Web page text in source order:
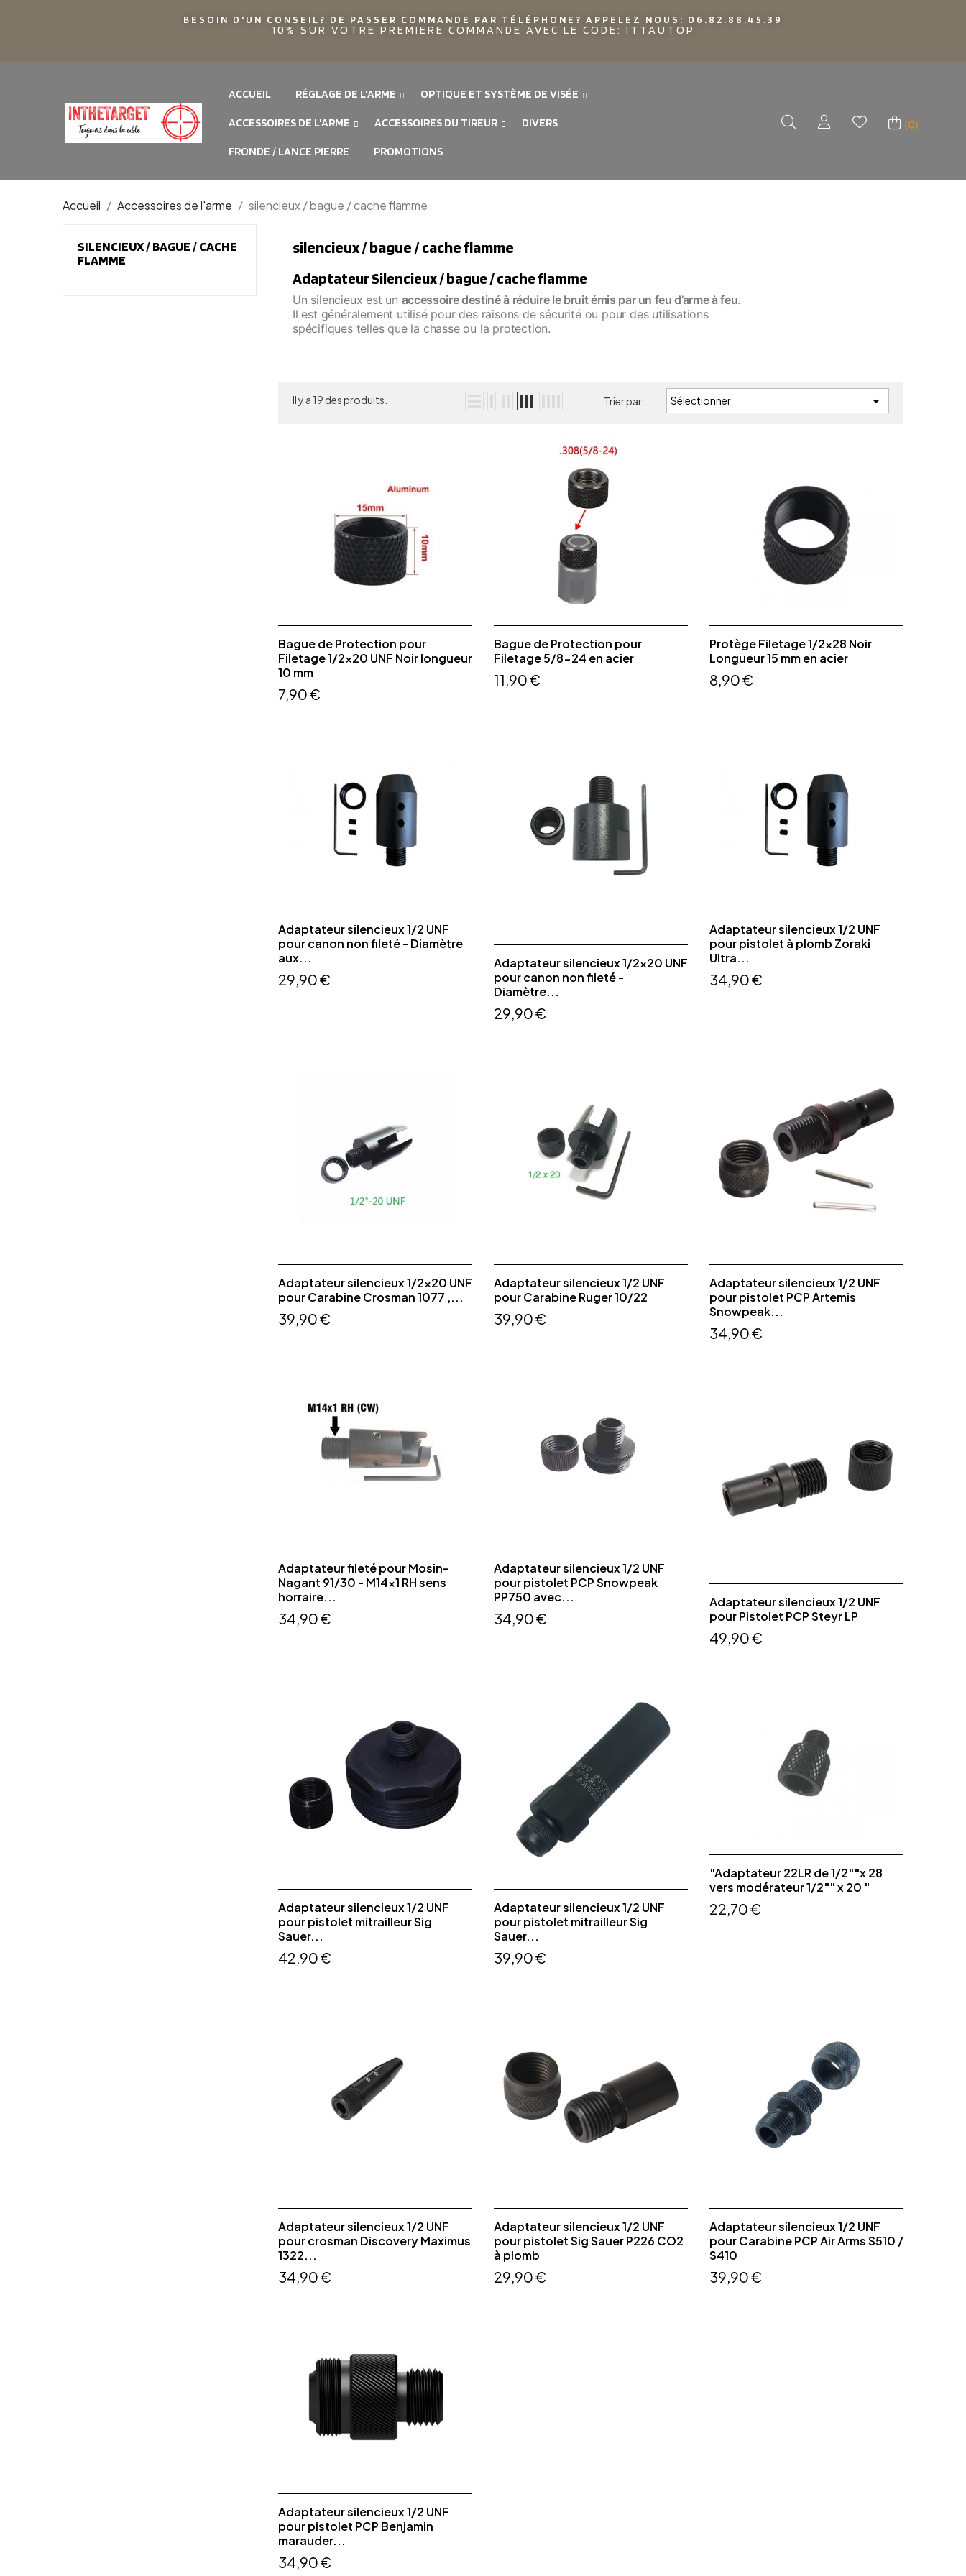
BESOIN D'UN CONSEIL? DE PASSER COMMANDE PAR TÉLÉPHONE? APPELEZ NOUS: 06.82.88.45.39
10% SUR VOTRE PREMIERE COMMANDE AVEC LE CODE: ITTAUTOP
ACCUEIL RÉGLAGE DE L'ARME OPTIQUE ET SYSTÈME DE VISÉE
ACCESSOIRES DE L'ARME ACCESSOIRES DU TIREUR DIVERS
FRONDE / LANCE PIERRE PROMOTIONS
(0)
Accueil Accessoires de l'arme silencieux / bague / cache flamme
SILENCIEUX / BAGUE / CACHE
FLAMME
silencieux / bague / cache flamme
Adaptateur Silencieux / bague / cache flamme
Un silencieux est un accessoire destiné à réduire le bruit émis par un feu d’arme à feu.
Il est généralement utilisé pour des raisons de sécurité ou pour des utilisations
spécifiques telles que la chasse ou la protection.
Il y a 19 des produits. Trier par: Sélectionner 
Bague de Protection pour
Filetage 1/2x20 UNF Noir longueur
10 mm
7,90 €
Bague de Protection pour
Filetage 5/8-24 en acier
11,90 €
Protège Filetage 1/2x28 Noir
Longueur 15 mm en acier
8,90 €
Adaptateur silencieux 1/2 UNF
pour canon non fileté - Diamètre
aux...
29,90 €
Adaptateur silencieux 1/2x20 UNF
pour canon non fileté -
Diamètre...
29,90 €
Adaptateur silencieux 1/2 UNF
pour pistolet à plomb Zoraki
Ultra...
34,90 €
Adaptateur silencieux 1/2x20 UNF
pour Carabine Crosman 1077 ,...
39,90 €
Adaptateur silencieux 1/2 UNF
pour Carabine Ruger 10/22
39,90 €
Adaptateur silencieux 1/2 UNF
pour pistolet PCP Artemis
Snowpeak...
34,90 €
Adaptateur fileté pour Mosin-
Nagant 91/30 - M14x1 RH sens
horraire...
34,90 €
Adaptateur silencieux 1/2 UNF
pour pistolet PCP Snowpeak
PP750 avec...
34,90 €
Adaptateur silencieux 1/2 UNF
pour Pistolet PCP Steyr LP
49,90 €
Adaptateur silencieux 1/2 UNF
pour pistolet mitrailleur Sig
Sauer...
42,90 €
Adaptateur silencieux 1/2 UNF
pour pistolet mitrailleur Sig
Sauer...
39,90 €
"Adaptateur 22LR de 1/2""x 28
vers modérateur 1/2"" x 20 "
22,70 €
Adaptateur silencieux 1/2 UNF
pour crosman Discovery Maximus
1322...
34,90 €
Adaptateur silencieux 1/2 UNF
pour pistolet Sig Sauer P226 CO2
à plomb
29,90 €
Adaptateur silencieux 1/2 UNF
pour Carabine PCP Air Arms S510 /
S410
39,90 €
Adaptateur silencieux 1/2 UNF
pour pistolet PCP Benjamin
marauder...
34,90 €